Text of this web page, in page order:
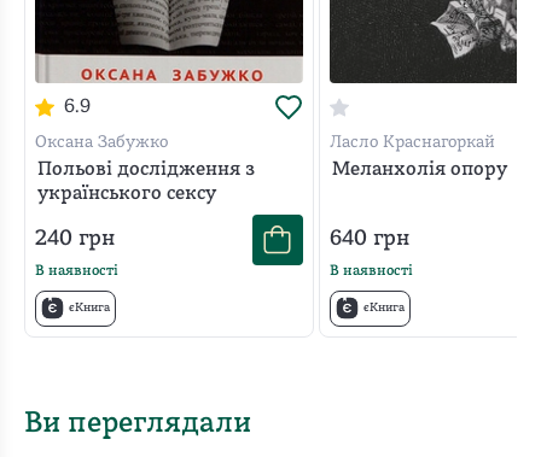
6.9
Оксана Забужко
Польові дослідження з
українського сексу
240 грн
В наявності
єКнига
Ласло Краснагоркай
Меланхолія опору
640грн
В наявності
єКнига
Ви переглядали